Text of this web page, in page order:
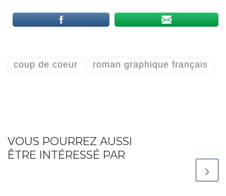
coup de coeur roman graphique français
VOUS POURREZ AUSSI
ÊTRE INTÉRESSÉ PAR